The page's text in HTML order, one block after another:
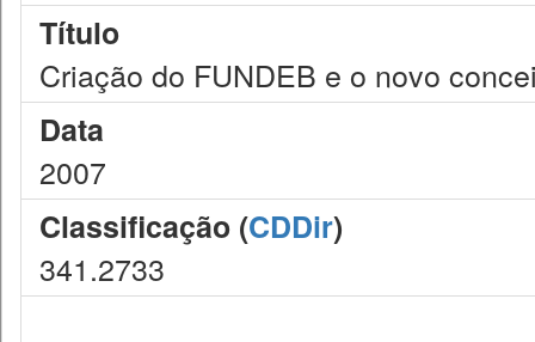
Título
Criação do FUNDEB e o novo
Data
2007
Classificação (CDDir)
341.2733